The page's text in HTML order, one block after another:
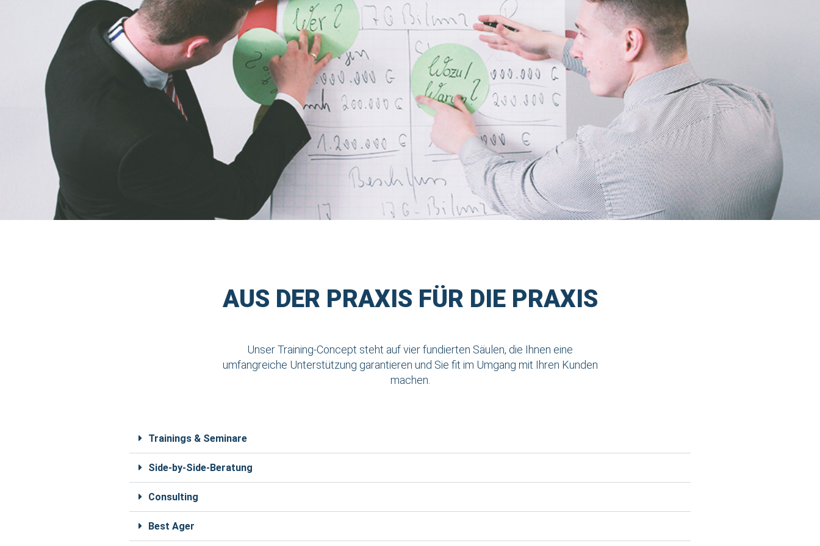
AUS DER PRAXIS FÜR DIE PRAXIS
Unser Training-Concept steht auf vier fundierten Säulen, die Ihnen eine
umfangreiche Unterstützung garantieren und Sie fit im Umgang mit Ihren Kunden
machen.
Trainings & Seminare
Side-by-Side-Beratung
Consulting
Best Ager